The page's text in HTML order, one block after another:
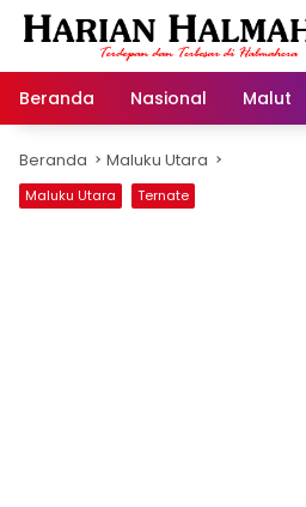
Langsung
Beranda
Nasional Malut
Beranda Maluku Utara
Maluku Utara Ternate